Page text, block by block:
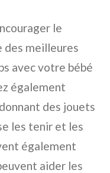
le
des meilleures
avec votre bébé
également
des jouets
les tenir et les
également
aider les